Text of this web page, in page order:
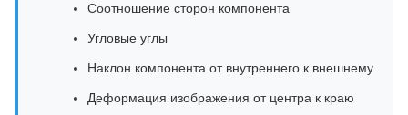
Соотношение сторон компонента
Угловые углы
Наклон компонента от внутреннего к внешнему
Деформация изображения от центра к краю